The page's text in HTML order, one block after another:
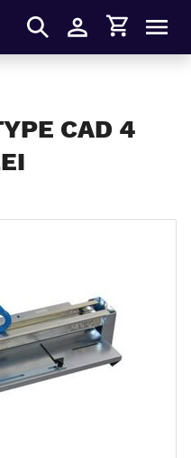
Inloggen
Winkelmandje
CAD 4